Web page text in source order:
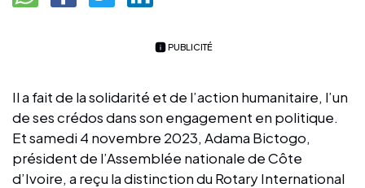
PUBLICITÉ
Il a fait de la solidarité et de l’action humanitaire, l’un
de ses crédos dans son engagement en politique.
Et samedi 4 novembre 2023, Adama Bictogo,
président de l’Assemblée nationale de Côte
d’Ivoire, a reçu la distinction du Rotary International